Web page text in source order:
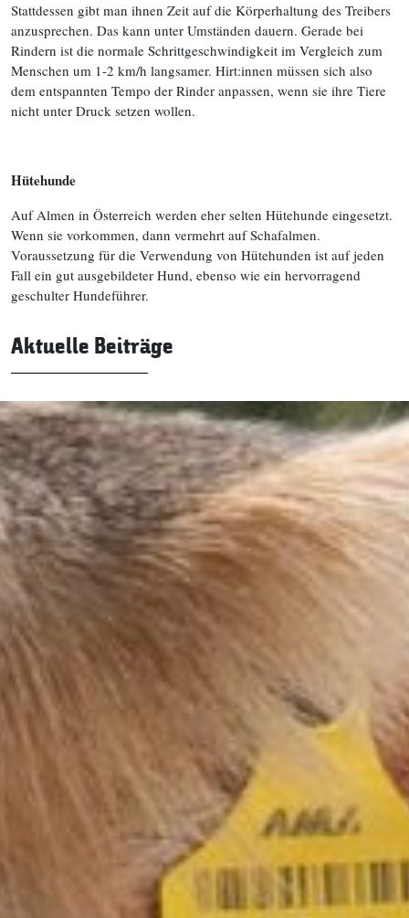
Stattdessen gibt man ihnen Zeit auf die Körperhaltung des Treibers
anzusprechen. Das kann unter Umständen dauern. Gerade bei
Rindern ist die normale Schrittgeschwindigkeit im Vergleich zum
Menschen um 1-2 km/h langsamer. Hirt:innen müssen sich also
dem entspannten Tempo der Rinder anpassen, wenn sie ihre Tiere
nicht unter Druck setzen wollen.
Hütehunde
Auf Almen in Österreich werden eher selten Hütehunde eingesetzt.
Wenn sie vorkommen, dann vermehrt auf Schafalmen.
Voraussetzung für die Verwendung von Hütehunden ist auf jeden
Fall ein gut ausgebildeter Hund, ebenso wie ein hervorragend
geschulter Hundeführer.
Aktuelle Beiträge